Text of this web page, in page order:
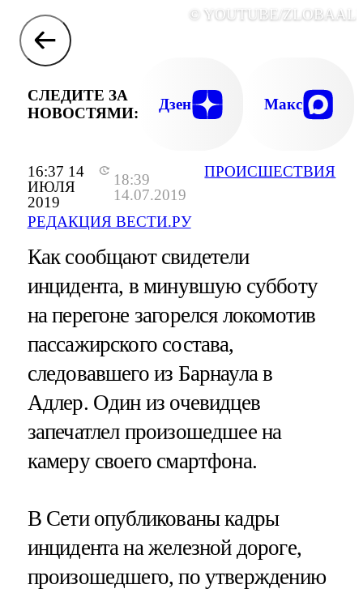
16:37 14
ИЮЛЯ
2019
18:39
14.07.2019
РЕДАКЦИЯ ВЕСТИ.РУ
ПРОИСШЕСТВИЯ
© YOUTUBE/
СЛЕДИТЕ ЗА
НОВОСТЯМИ:
Дзен Макс
Как сообщают свидетели
инцидента, в минувшую субботу
на перегоне загорелся локомотив
пассажирского состава,
следовавшего из Барнаула в
Адлер. Один из очевидцев
запечатлел произошедшее на
камеру своего смартфона.
В Сети опубликованы кадры
инцидента на железной дороге,
произошедшего, по утверждению